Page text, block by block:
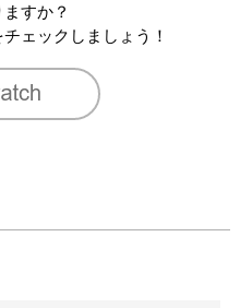
すか？
ェックしましょう！